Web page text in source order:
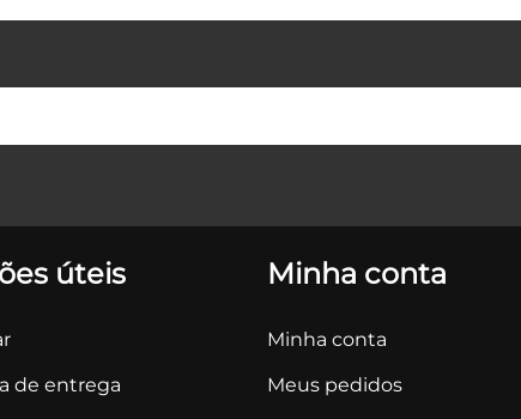
úteis
de entrega
Minha conta
Minha conta
Meus pedidos